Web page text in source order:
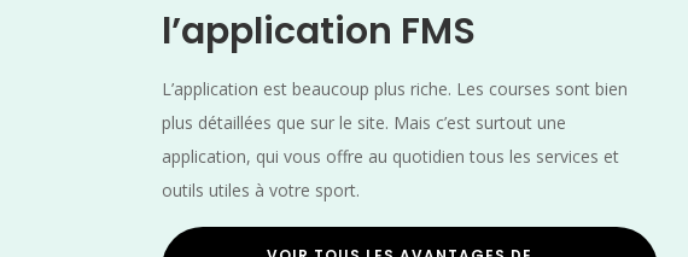
l’application FMS
L’application est beaucoup plus riche. Les courses sont bien
plus détaillées que sur le site. Mais c’est surtout une
application, qui vous offre au quotidien tous les services et
outils utiles à votre sport.